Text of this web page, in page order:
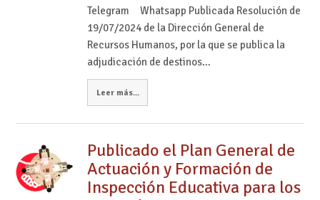
Telegram Whatsapp Publicada Resolución de
19/07/2024 de la Dirección General de
Recursos Humanos, por la que se publica la
adjudicación de destinos…
Leer más...
Publicado el Plan General de
Actuación y Formación de
Inspección Educativa para los